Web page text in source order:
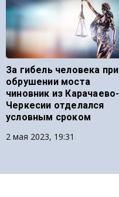
За гибель человека при
обрушении моста
чиновник из Карачаево-
Черкесии отделался
условным сроком
2 мая 2023, 19:31